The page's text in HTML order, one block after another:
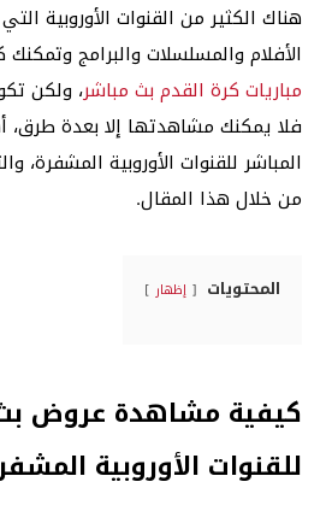
هناك الكثير من القنوات الأوروبية
الأفلام والمسلسلات والبرامج
مباريات كرة القدم بث مباشر، ولكن
فلا يمكنك مشاهدتها إلا بعدة طرق،
المباشر للقنوات الأوروبية
من خلال هذا المقال.
المحتويات إظهار
كيفية مشاهدة عروض
للقنوات الأوروبية